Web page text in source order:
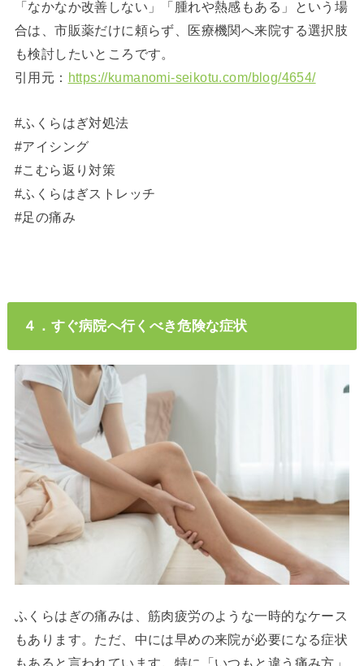
「なかなか改善しない」「腫れや熱感もある」という場
合は、市販薬だけに頼らず、医療機関へ来院する選択肢
も検討したいところです。
引用元： https://kumanomi-seikotu.com/blog/4654/
#ふくらはぎ対処法
#アイシング
#こむら返り対策
#ふくらはぎストレッチ
#足の痛み
４．すぐ病院へ行くべき危険な症状
ふくらはぎの痛みは、筋肉疲労のような一時的なケース
もあります。ただ、中には早めの来院が必要になる症状